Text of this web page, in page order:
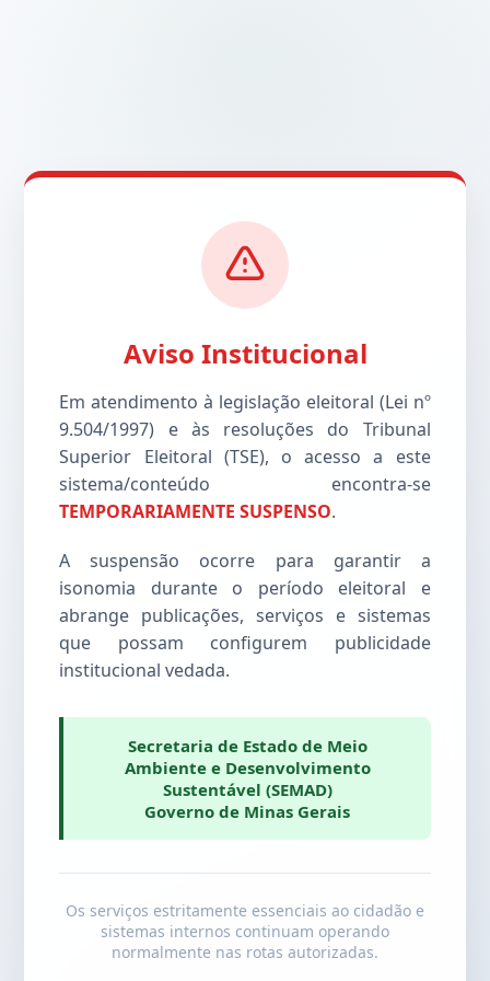
Aviso Institucional
Em atendimento à legislação eleitoral (Lei nº
9.504/1997) e às resoluções do Tribunal
Superior Eleitoral (TSE), o acesso a este
sistema/conteúdo encontra-se
TEMPORARIAMENTE SUSPENSO.
A suspensão ocorre para garantir a
isonomia durante o período eleitoral e
abrange publicações, serviços e sistemas
que possam configurem publicidade
institucional vedada.
Secretaria de Estado de Meio
Ambiente e Desenvolvimento
Sustentável (SEMAD)
Governo de Minas Gerais
Os serviços estritamente essenciais ao cidadão e
sistemas internos continuam operando
normalmente nas rotas autorizadas.